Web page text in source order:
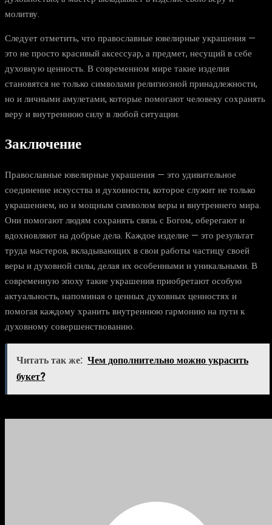
молитву.
Следует отметить, что православные ювелирные украшения —
это не просто красивый аксессуар, а предмет, несущий в себе
духовную ценность. В современном мире такие изделия
становятся не только символами религиозной принадлежности,
но и личными амулетами, которые помогают человеку сохранять
веру и внутреннюю силу в любой ситуации.
Заключение
Православные ювелирные украшения — это удивительное
соединение искусства и духовности, которое служит не только
украшением, но и мощным символом веры и внутреннего мира.
Они помогают людям сохранять связь с Богом, оберегают и
вдохновляют на добрые дела. Каждое изделие — это результат
труда мастеров, вкладывающих в свои работы частицу своей
веры и духовной силы, делая их особенными и уникальными. В
современную эпоху такие украшения приобретают особую
актуальность, напоминая о ценных духовных ценностях и
помогая каждому хранить внутреннюю гармонию на пути к
духовному совершенствованию.
Читать так же: Чем дополнительно можно украсить
букет?